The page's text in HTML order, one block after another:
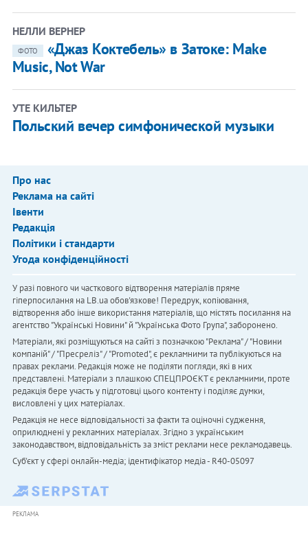
НЕЛЛИ ВЕРНЕР
ФОТО
«Джаз Коктебель» в Затоке: Make
Music, Not War
УТЕ КИЛЬТЕР
Польский вечер симфонической музыки
Про нас
Реклама на сайті
Івенти
Редакція
Політики і стандарти
Угода конфіденційності
У разі повного чи часткового відтворення матеріалів пряме
гіперпосилання на LB.ua обов'язкове! Передрук, копіювання,
відтворення або інше використання матеріалів, що містять посилання на
агентство "Українськi Новини" й "Українська Фото Група", заборонено.
Матеріали, які розміщуються на сайті з позначкою "Реклама" / "Новини
компаній" / "Пресреліз" / "Promoted", є рекламними та публікуються на
правах реклами. Редакція може не поділяти погляди, які в них
представлені. Матеріали з плашкою СПЕЦПРОЄКТ є рекламними, проте
редакція бере участь у підготовці цього контенту і поділяє думки,
висловлені у цих матеріалах.
Редакція не несе відповідальності за факти та оціночні судження,
оприлюднені у рекламних матеріалах. Згідно з українським
законодавством, відповідальність за зміст реклами несе рекламодавець.
Cуб'єкт у сфері онлайн-медіа; ідентифікатор медіа - R40-05097
РЕКЛАМА